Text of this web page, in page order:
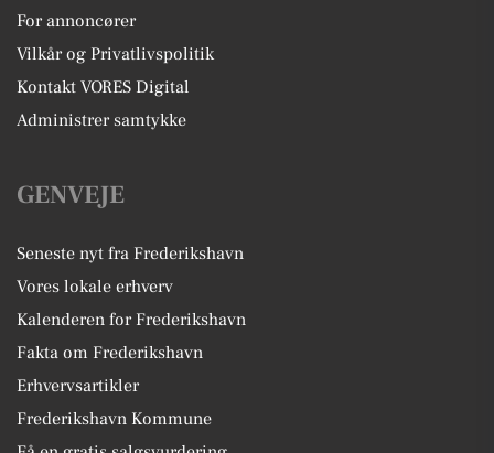
For annoncører
Vilkår og Privatlivspolitik
Kontakt VORES Digital
Administrer samtykke
GENVEJE
Seneste nyt fra Frederikshavn
Vores lokale erhverv
Kalenderen for Frederikshavn
Fakta om Frederikshavn
Erhvervsartikler
Frederikshavn Kommune